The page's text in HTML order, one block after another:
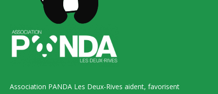
Association PANDA Les Deux-Rives aident, favorisent